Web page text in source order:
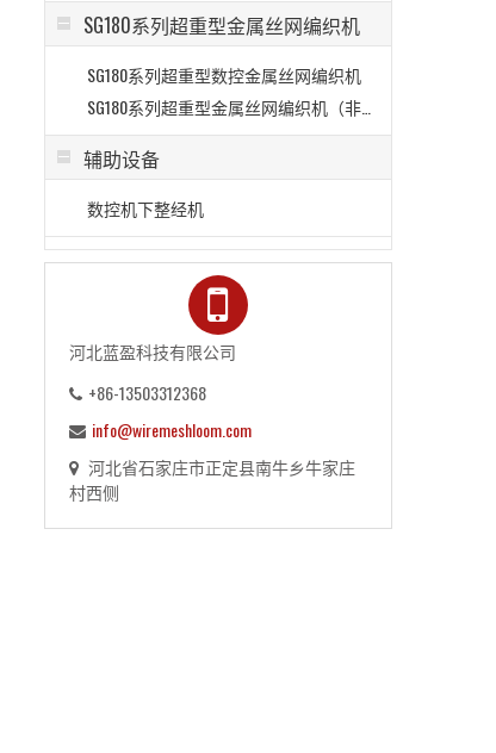
SG180系列超重型金属丝网编织机
SG180系列超重型数控金属丝网编织机
SG180系列超重型金属丝网编织机（非数控）
辅助设备
数控机下整经机
河北蓝盈科技有限公司
+86-13503312368
info@wiremeshloom.com
河北省石家庄市正定县南牛乡牛家庄
村西侧